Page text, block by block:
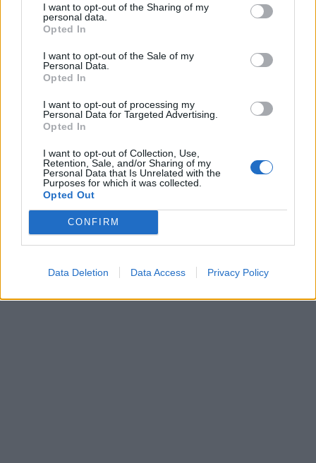
I want to opt-out of the Sharing of my
personal data.
Opted In
I want to opt-out of the Sale of my
Personal Data.
Opted In
I want to opt-out of processing my
Personal Data for Targeted Advertising.
Opted In
I want to opt-out of Collection, Use,
Retention, Sale, and/or Sharing of my
Personal Data that Is Unrelated with the
Purposes for which it was collected.
Opted Out
CONFIRM
Data Deletion Data Access Privacy Policy